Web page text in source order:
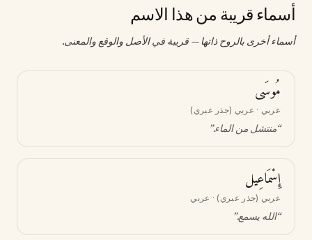
أسماء قريبة من هذا الاسم
أسماء أخرى بالروح ذاتها — قريبة في الأصل والوقع والمعنى.
مُوسَى
عربي · عربي (جذر عبري)
“منتشل من الماء.”
إِسْمَاعِيل
عربي (جذر عبري) · عربي
“الله يسمع.”